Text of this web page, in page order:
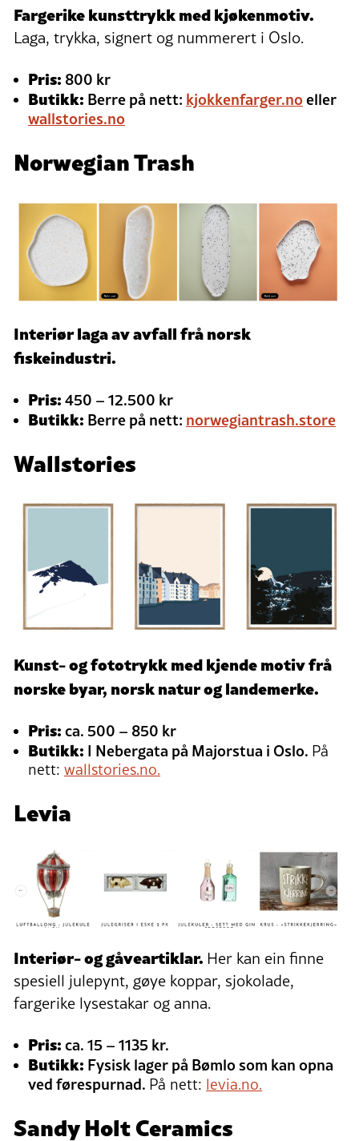
Fargerike kunsttrykk med kjøkenmotiv.
Laga, trykka, signert og nummerert i Oslo.
Pris: 800 kr
Butikk: Berre på nett: kjokkenfarger.noeller
wallstories.no
Norwegian Trash
Interiør laga av avfall frå norsk
fiskeindustri.
Pris:450 – 12.500 kr
Butikk: Berre på nett: norwegiantrash.store
Wallstories
Kunst- og fototrykk med kjende motiv frå
norske byar, norsk natur og landemerke.
Pris:ca. 500 – 850 kr
Butikk: I Nebergata på Majorstua i Oslo. På
nett: wallstories.no.
Levia
Interiør- og gåveartiklar. Her kan ein finne
spesiell julepynt, gøye koppar, sjokolade,
fargerike lysestakar og anna.
Pris:ca. 15 – 1135 kr.
Butikk: Fysisk lager på Bømlo som kan opna
ved førespurnad. På nett: levia.no.
Sandy Holt Ceramics